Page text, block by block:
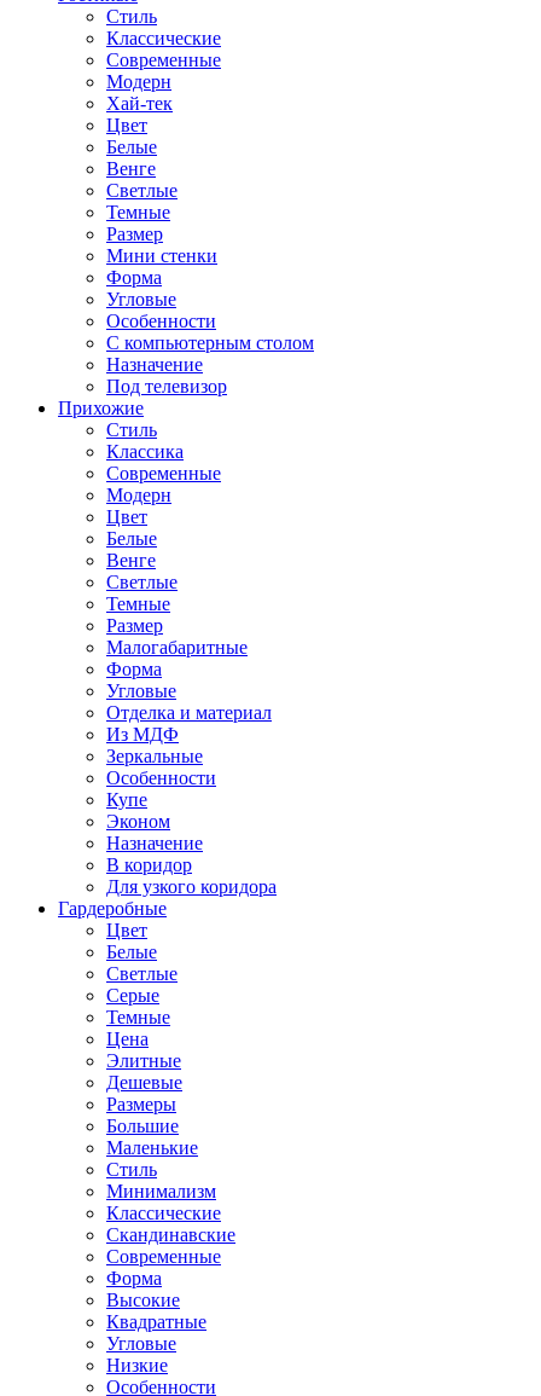
Стиль
Классические
Современные
Модерн
Хай-тек
Цвет
Белые
Венге
Светлые
Темные
Размер
Мини стенки
Форма
Угловые
Особенности
С компьютерным столом
Назначение
Под телевизор
Прихожие
Стиль
Классика
Современные
Модерн
Цвет
Белые
Венге
Светлые
Темные
Размер
Малогабаритные
Форма
Угловые
Отделка и материал
Из МДФ
Зеркальные
Особенности
Купе
Эконом
Назначение
В коридор
Для узкого коридора
Гардеробные
Цвет
Белые
Светлые
Серые
Темные
Цена
Элитные
Дешевые
Размеры
Большие
Маленькие
Стиль
Минимализм
Классические
Скандинавские
Современные
Форма
Высокие
Квадратные
Угловые
Низкие
Особенности